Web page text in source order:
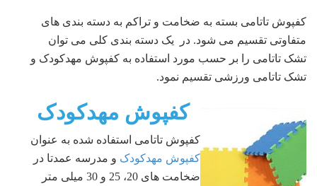
کفپوش تاتامی بسته به ضخامت و تراکم به دسته بندی های
متفاوتی تقسیم می شود. در یک دسته بندی کلی می توان
تشک تاتامی را بر حسب مورد استفاده به کفپوش مهدکودک و
تشک تاتامی ورزشی تقسیم نمود.
کفپوش مهدکودک
کفپوش تاتامی استفاده شده به عنوان
کفپوش مهدکودک و مدرسه عمدتا در
ضخامت های 20، 25 و 30 میلی متر